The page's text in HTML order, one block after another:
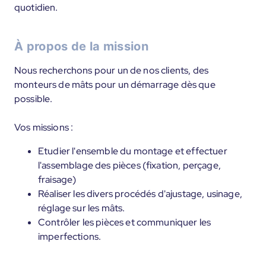
quotidien.
À propos de la mission
Nous recherchons pour un de nos clients, des
monteurs de mâts pour un démarrage dès que
possible.
Vos missions :
Etudier l'ensemble du montage et effectuer
l'assemblage des pièces (fixation, perçage,
fraisage)
Réaliser les divers procédés d'ajustage, usinage,
réglage sur les mâts.
Contrôler les pièces et communiquer les
imperfections.